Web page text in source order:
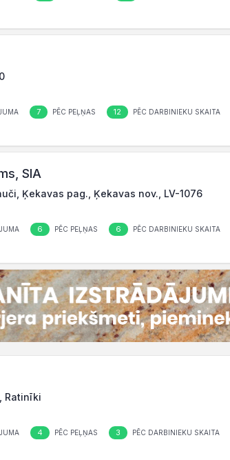
7 PĒC PEĻŅAS 12 PĒC DARBINIEKU SKAITA
SIA
Ķekavas pag., Ķekavas nov., LV-1076
6 PĒC PEĻŅAS 6 PĒC DARBINIEKU SKAITA
Ratinīki
4 PĒC PEĻŅAS 3 PĒC DARBINIEKU SKAITA